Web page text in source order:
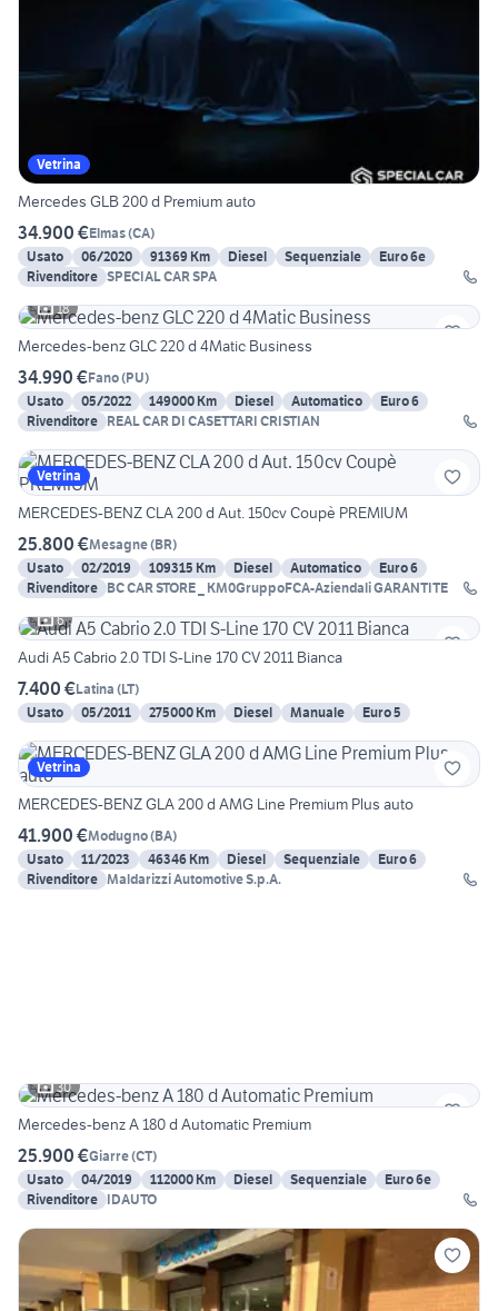
Vetrina
Mercedes GLB 200 d Premium auto
34.900 €Elmas(CA)
Usato
06/2020 91369 Km Diesel Sequenziale
Euro 6e
Rivenditore SPECIAL CAR SPA
18
Mercedes-benz GLC 220 d 4Matic Business
34.990 €Fano(PU)
Usato
05/2022 149000 Km Diesel Automatico
Euro 6
Rivenditore REAL CAR DI CASETTARI CRISTIAN
Vetrina
MERCEDES-BENZ CLA 200 d Aut. 150cv Coupè PREMIUM
25.800 €Mesagne(BR)
Usato
02/2019 109315 Km Diesel Automatico
Euro 6
Rivenditore BC CAR STORE _ KM0GruppoFCA-Aziendali GARANTITE
6
Audi A5 Cabrio 2.0 TDI S-Line 170 CV 2011 Bianca
7.400 €Latina (LT)
Usato
05/2011 275000 Km Diesel Manuale Euro 5
Vetrina
MERCEDES-BENZ GLA 200 d AMG Line Premium Plus auto
41.900 €Modugno(BA)
Usato
11/2023 46346 Km Diesel Sequenziale
Euro 6
Rivenditore Maldarizzi Automotive S.p.A.
30
Mercedes-benz A 180 d Automatic Premium
25.900 €Giarre(CT)
Usato
04/2019 112000 Km Diesel Sequenziale
Euro 6e
Rivenditore IDAUTO